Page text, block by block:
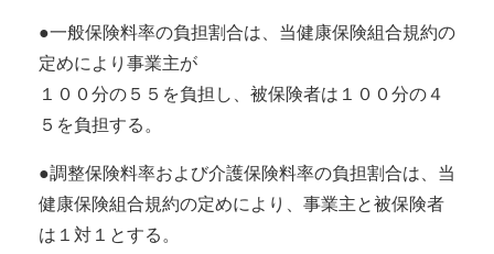
●一般保険料率の負担割合は、当健康保険組合規約の
定めにより事業主が
１００分の５５を負担し、被保険者は１００分の４
５を負担する。
●調整保険料率および介護保険料率の負担割合は、当
健康保険組合規約の定めにより、事業主と被保険者
は１対１とする。